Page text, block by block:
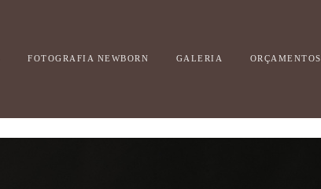
FOTOGRAFIA NEWBORN GALERIA ORÇAMENTOS